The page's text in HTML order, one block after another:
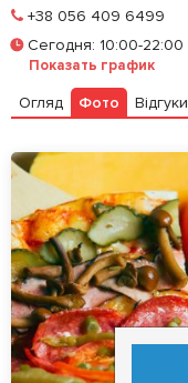
Залишити відгук
+38 056 409 6499
Сегодня: 10:00-22:00
Показать график
Огляд Фото Відгуки